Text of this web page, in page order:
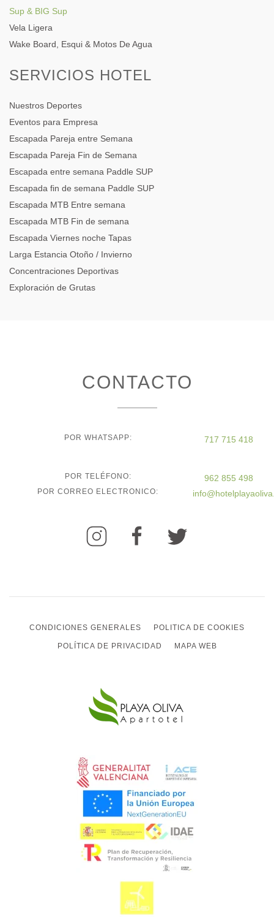
Sup & BIG Sup
Vela Ligera
Wake Board, Esqui & Motos De Agua
SERVICIOS HOTEL
Nuestros Deportes
Eventos para Empresa
Escapada Pareja entre Semana
Escapada Pareja Fin de Semana
Escapada entre semana Paddle SUP
Escapada fin de semana Paddle SUP
Escapada MTB Entre semana
Escapada MTB Fin de semana
Escapada Viernes noche Tapas
Larga Estancia Otoño / Invierno
Concentraciones Deportivas
Exploración de Grutas
CONTACTO
POR WHATSAPP: 717 715 418
POR TELÉFONO: 962 855 498
POR CORREO ELECTRONICO:
CONDICIONES GENERALES POLITICA DE COOKIES
POLÍTICA DE PRIVACIDAD MAPA WEB